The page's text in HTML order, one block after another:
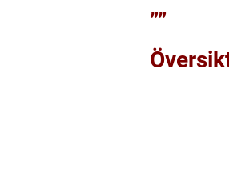
””